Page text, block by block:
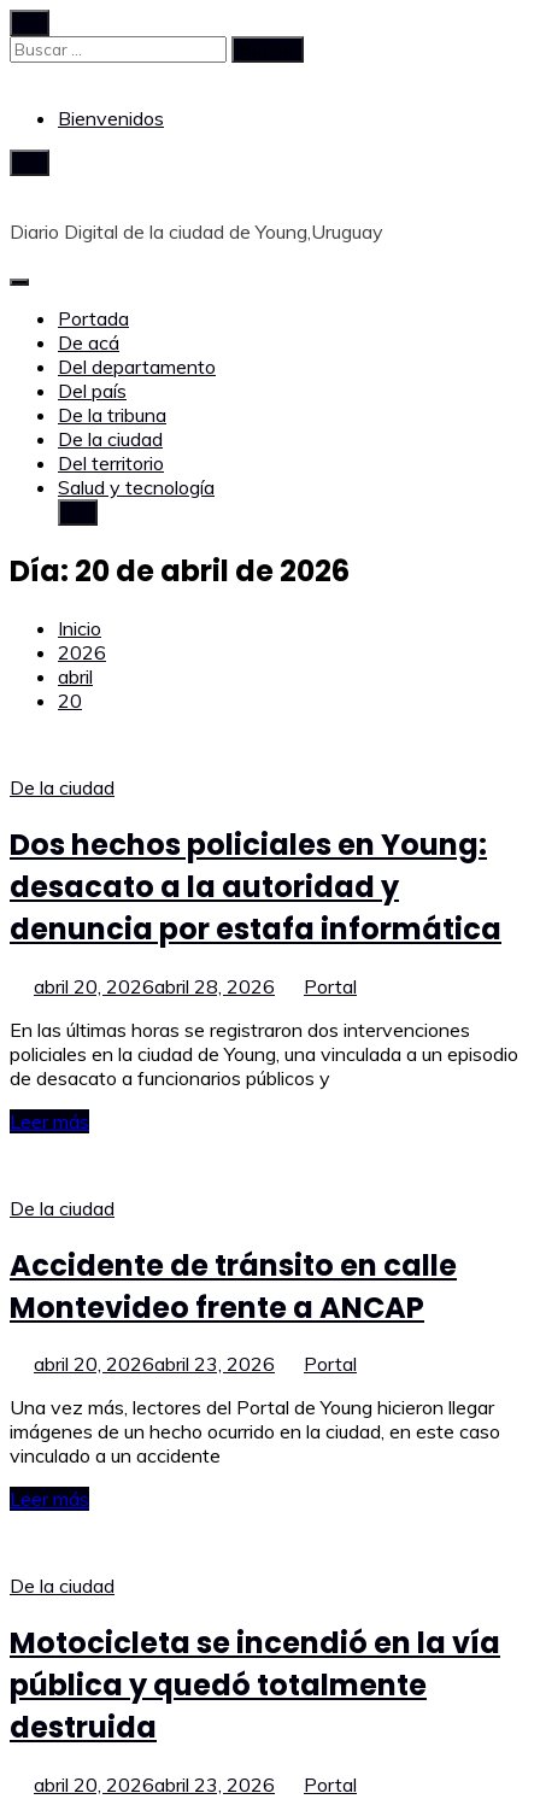
al
contenido
Buscar:
Bienvenidos
Diario Digital de la ciudad de Young,Uruguay
Portada
De acá
Del departamento
Del país
De la tribuna
De la ciudad
Del territorio
Salud y tecnología
Día: 20 de abril de 2026
Inicio
2026
abril
20
De la ciudad
Dos hechos policiales en Young:
desacato a la autoridad y
denuncia por estafa informática
abril 20, 2026abril 28, 2026
Portal
En las últimas horas se registraron dos intervenciones
policiales en la ciudad de Young, una vinculada a un episodio
de desacato a funcionarios públicos y
Leer más
De la ciudad
Accidente de tránsito en calle
Montevideo frente a ANCAP
abril 20, 2026abril 23, 2026
Portal
Una vez más, lectores del Portal de Young hicieron llegar
imágenes de un hecho ocurrido en la ciudad, en este caso
vinculado a un accidente
Leer más
De la ciudad
Motocicleta se incendió en la vía
pública y quedó totalmente
destruida
abril 20, 2026abril 23, 2026
Portal